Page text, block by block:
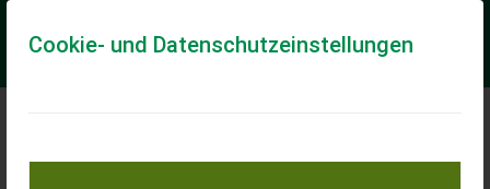
Cookie- und Datenschutzeinstellungen
Meine Transportkostenanfrage